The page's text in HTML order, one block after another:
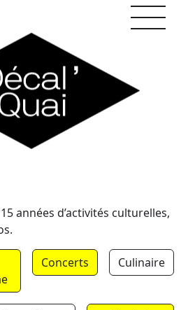
années d’activités culturelles,
Concerts Culinaire